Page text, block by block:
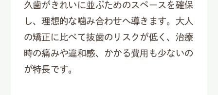
久歯がきれいに並ぶためのスペースを確保
し、理想的な噛み合わせへ導きます。大人
の矯正に比べて抜歯のリスクが低く、治療
時の痛みや違和感、かかる費用も少ないの
が特長です。